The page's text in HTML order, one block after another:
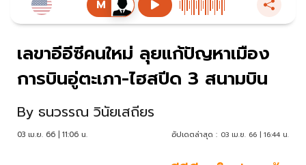
เลขาอีอีซีคนใหม่ ลุยแก้ปัญหาเมือง
การบินอู่ตะเภา-ไฮสปีด 3 สนามบิน
By ธนวรรณ วินัยเสถียร
03 เม.ย. 66 | 11:06 น. อัปเดตล่าสุด : 03 เม.ย. 66 | 16:44 น.